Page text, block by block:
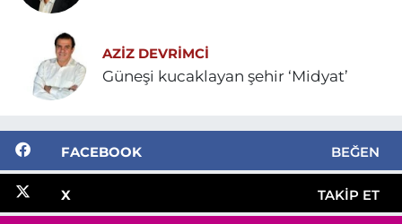
AZIZ DEVRIMCI
Güneşi kucaklayan şehir ‘Midyat’
FACEBOOK BEĞEN
X TAKIP ET